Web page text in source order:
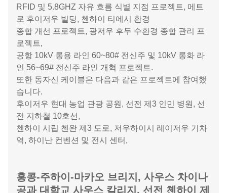
사용됩니다.：
잔장 신 아우 시티 가든, 윈푸 윈안 홍예 플라자, 주하이
칭화 과학 기술 단지,
롱강 스마트 홈 가든, 선전 제11 고등학교, 후이저우 기
술 공학 학교,
선전 해외 목가적 관광 지역, 구이양 롱동바
오 국제 공항 3단계,
RFID 및 5.8GHZ 자유 흐름 식별 지점 프로젝트, 메트
로 후이저우 빌딩, 첸하이 티에시 환경
종합 개선 프로젝트, 광저우 후두 수환경 종합 관리 프
인 56~69# 전신주 라인 개혁 프로젝트.